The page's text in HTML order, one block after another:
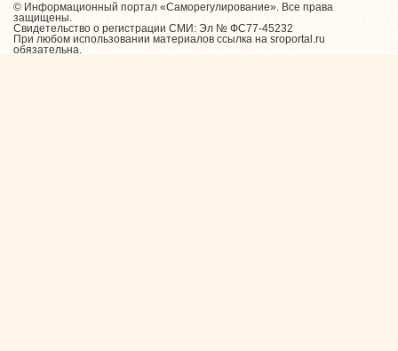
© Информационный портал «Саморегулирование». Все права
защищены.
Свидетельство о регистрации СМИ: Эл № ФС77-45232
При любом использовании материалов ссылка на sroportal.ru
обязательна.